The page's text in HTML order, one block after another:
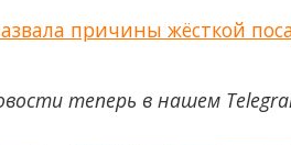
причины жёсткой
теперь в нашем